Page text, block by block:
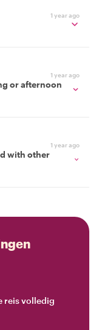
1 year ago
1 year ago
or afternoon
1 year ago
with other
reis volledig